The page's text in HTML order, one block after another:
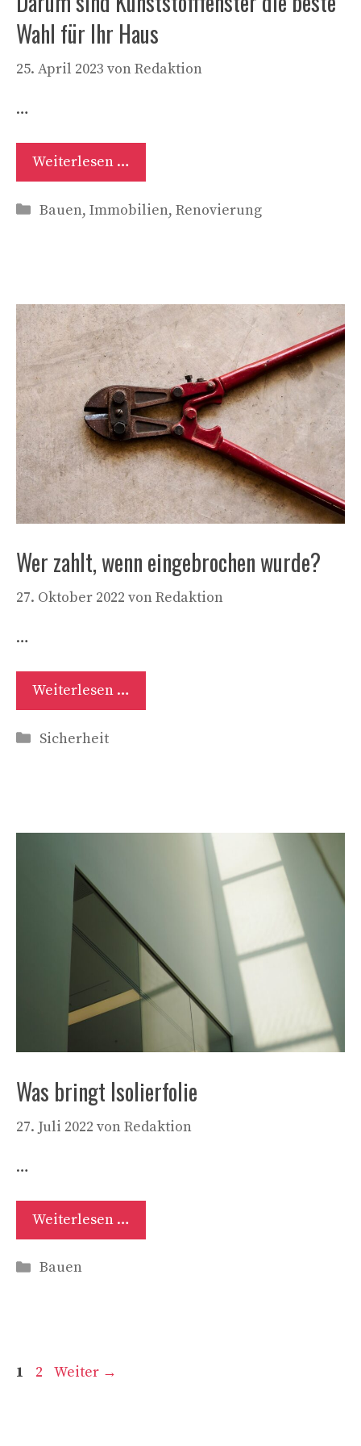
Wahl für Ihr Haus
25. April 2023 vonRedaktion
…
Weiterlesen …
Kategorien
Bauen, Immobilien, Renovierung
Wer zahlt, wenn eingebrochen wurde?
27. Oktober 2022 vonRedaktion
…
Weiterlesen …
Kategorien
Sicherheit
Was bringt Isolierfolie
27. Juli 2022 vonRedaktion
…
Weiterlesen …
Kategorien
Bauen
Seite
1 Seite
2 Weiter →